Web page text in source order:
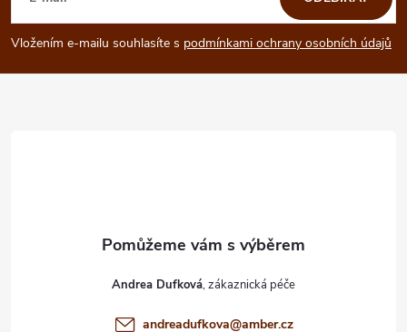
p
a
Vložením e-mailu souhlasíte s podmínkami ochrany osobních údajů
Andrea Dufková
andreadufkova@amber.cz